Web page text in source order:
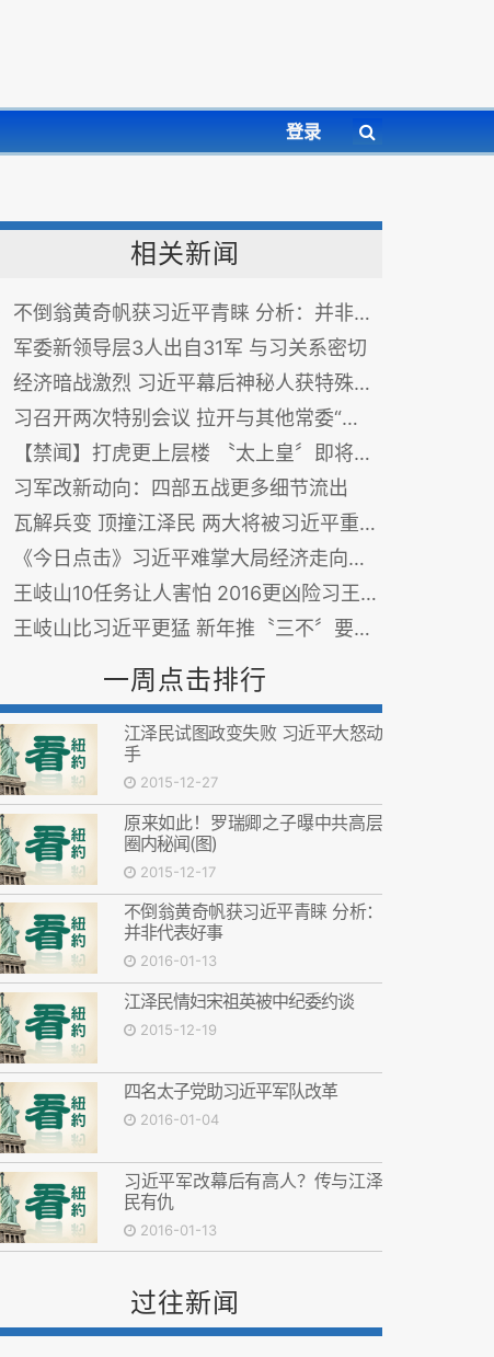
登录
相关新闻
不倒翁黄奇帆获习近平青睐 分析：并非代表好事
军委新领导层3人出自31军 与习关系密切
经济暗战激烈 习近平幕后神秘人获特殊待遇
习召开两次特别会议 拉开与其他常委“政治位差”
【禁闻】打虎更上层楼 〝太上皇〞即将浮出？
习军改新动向：四部五战更多细节流出
瓦解兵变 顶撞江泽民 两大将被习近平重用
《今日点击》习近平难掌大局经济走向脱轨 罗宇为其指路
王岐山10任务让人害怕 2016更凶险习王将布大局
王岐山比习近平更猛 新年推〝三不〞要抓大老虎
一周点击排行
江泽民试图政变失败 习近平大怒动
手
2015-12-27
原来如此！罗瑞卿之子曝中共高层
圈内秘闻(图)
2015-12-17
不倒翁黄奇帆获习近平青睐 分析：
并非代表好事
2016-01-13
江泽民情妇宋祖英被中纪委约谈
2015-12-19
四名太子党助习近平军队改革
2016-01-04
习近平军改幕后有高人？传与江泽
民有仇
2016-01-13
过往新闻